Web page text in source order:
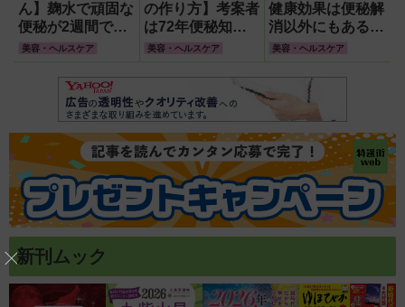
ん】麹水で頑固な
便秘が2週間で改
善!活用レシピ
美容・ヘルスケア
の作り方】考案者
は72年便秘知ら
ず!最新活用法ま
美容・ヘルスケア
健康効果は便秘解
消以外にもある!
酵素の働きに注目
美容・ヘルスケア
新刊ムック